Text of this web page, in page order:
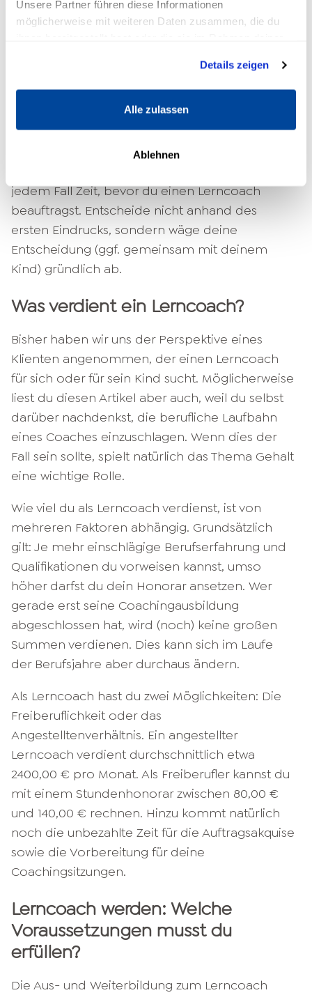
Unsere Partner führen diese Informationen
möglicherweise mit weiteren Daten zusammen, die du
Details zeigen
Alle zulassen
Ablehnen
Lernbetreuung auch eine psychologische
ausgebildeten Psychotherapeuten verweisen.
Ein Lerncoach begegnet seinen Klienten auf
Augenhöhe und stärkt ihr Selbstbewusstsein.
Übergriffiges oder auf negative Weise
belehrendes Verhalten sollten
jedem Fall Zeit, bevor du einen Lerncoach
beauftragst. Entscheide nicht anhand des
ersten Eindrucks, sondern wäge deine
Entscheidung (ggf. gemeinsam mit deinem
Kind) gründlich ab.
Was verdient ein Lerncoach?
Bisher haben wir uns der Perspektive eines
Klienten angenommen, der einen Lerncoach
für sich oder für sein Kind sucht. Möglicherweise
liest du diesen Artikel aber auch, weil du selbst
darüber nachdenkst, die berufliche Laufbahn
eines Coaches einzuschlagen. Wenn dies der
Fall sein sollte, spielt natürlich das Thema Gehalt
eine wichtige Rolle.
Wie viel du als Lerncoach verdienst, ist von
mehreren Faktoren abhängig. Grundsätzlich
gilt: Je mehr einschlägige Berufserfahrung und
Qualifikationen du vorweisen kannst, umso
höher darfst du dein Honorar ansetzen. Wer
gerade erst seine Coachingausbildung
abgeschlossen hat, wird (noch) keine großen
Summen verdienen. Dies kann sich im Laufe
der Berufsjahre aber durchaus ändern.
Als Lerncoach hast du zwei Möglichkeiten: Die
Freiberuflichkeit oder das
Angestelltenverhältnis. Ein angestellter
Lerncoach verdient durchschnittlich etwa
2400,00 € pro Monat. Als Freiberufler kannst du
mit einem Stundenhonorar zwischen 80,00 €
und 140,00 € rechnen. Hinzu kommt natürlich
noch die unbezahlte Zeit für die Auftragsakquise
sowie die Vorbereitung für deine
Coachingsitzungen.
Lerncoach werden: Welche
Voraussetzungen musst du
erfüllen?
Die Aus- und Weiterbildung zum Lerncoach